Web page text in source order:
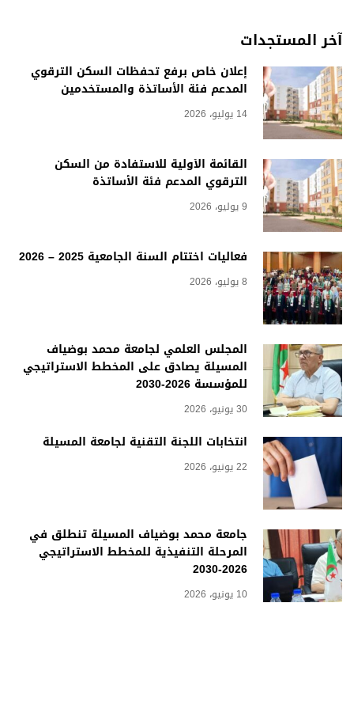
آخر المستجدات
إعلان خاص برفع تحفظات السكن الترقوي
المدعم فئة الأساتذة والمستخدمين
14 يوليو، 2026
القائمة الأولية للاستفادة من السكن
الترقوي المدعم فئة الأساتذة
9 يوليو، 2026
فعاليات اختتام السنة الجامعية 2025 – 2026
8 يوليو، 2026
المجلس العلمي لجامعة محمد بوضياف
المسيلة يصادق على المخطط الاستراتيجي
للمؤسسة 2026-2030
30 يونيو، 2026
انتخابات اللجنة التقنية لجامعة المسيلة
22 يونيو، 2026
جامعة محمد بوضياف المسيلة تنطلق في
المرحلة التنفيذية للمخطط الاستراتيجي
2026-2030
10 يونيو، 2026